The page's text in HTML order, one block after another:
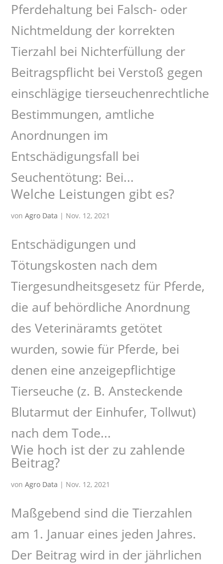
Pferdehaltung bei Falsch- oder
Nichtmeldung der korrekten
Tierzahl bei Nichterfüllung der
Beitragspflicht bei Verstoß gegen
einschlägige tierseuchenrechtliche
Bestimmungen, amtliche
Anordnungen im
Entschädigungsfall bei
Seuchentötung: Bei...
Welche Leistungen gibt es?
vonAgro Data | Nov. 12, 2021
Entschädigungen und
Tötungskosten nach dem
Tiergesundheitsgesetz für Pferde,
die auf behördliche Anordnung
des Veterinäramts getötet
wurden, sowie für Pferde, bei
denen eine anzeigepflichtige
Tierseuche (z. B. Ansteckende
Blutarmut der Einhufer, Tollwut)
nach dem Tode...
Wie hoch ist der zu zahlende
Beitrag?
vonAgro Data | Nov. 12, 2021
Maßgebend sind die Tierzahlen
am 1. Januar eines jeden Jahres.
Der Beitrag wird in der jährlichen